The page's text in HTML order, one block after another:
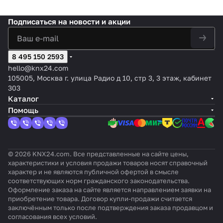
канал
ов,
10А
KNX
Secur
e
цвет:
Серы
й
bus
2-
кана
, 16А
3-
кана
атор
, 8-
интерфе
йсом
Подписаться на новости и акции
8 495 150 2593
hello@knx24.com
105005, Москва г. улица Радио д 10, стр 3, 3 этаж, кабинет
303
Каталог
Помощь
© 2026 KNX24.com. Все представленные на сайте цены,
характеристики и условия продажи товаров носят справочный
характер и не являются публичной офертой в смысле
соответствующих норм гражданского законодательства.
Оформление заказа на сайте является направлением заявки на
приобретение товара. Договор купли-продажи считается
заключённым только после подтверждения заказа продавцом и
согласования всех условий.